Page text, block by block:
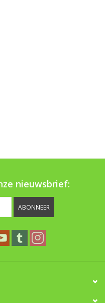
nieuwsbrief:
ABONNEER